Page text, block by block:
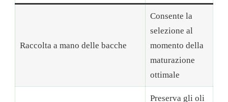
Raccolta a mano delle bacche
Consente la
selezione al
momento della
maturazione
ottimale
Preserva gli oli